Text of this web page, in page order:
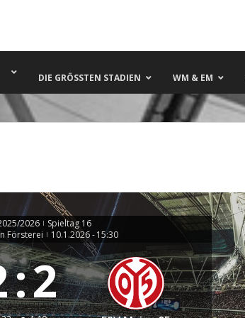
DIE GRÖSSTEN STADIEN WM & EM
2026 | Spieltag 16
Försterei | 10.1.2026- 15:30
:2